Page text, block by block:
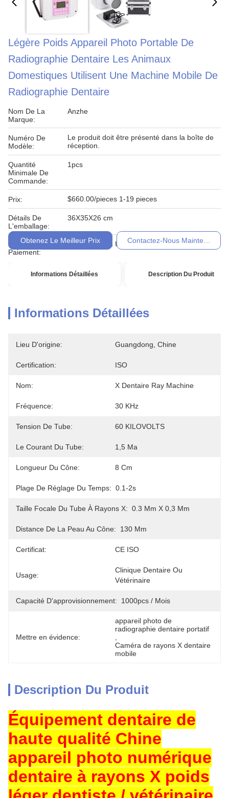
Légère Poids Appareil Photo Portable De
Radiographie Dentaire Les Animaux
Domestiques Utilisent Une Machine Mobile De
Radiographie Dentaire
Nom De La
Marque:
Anzhe
Numéro De
Modèle:
Le produit doit être présenté dans la boîte de
réception.
Quantité
Minimale De
Commande:
1pcs
Prix: $660.00/pieces 1-19 pieces
Détails De
L'emballage:
36X35X26 cm
Conditions De
Paiement:
T / T, Western Union, Moneygram
Obtenez Le Meilleur Prix Contactez-Nous Maintenant
Informations Détaillées Description Du Produit
Informations Détaillées
Lieu D'origine: Guangdong, Chine
Certification: ISO
Nom: X Dentaire Ray Machine
Fréquence: 30 KHz
Tension De Tube: 60 KILOVOLTS
Le Courant Du Tube: 1,5 Ma
Longueur Du Cône: 8 Cm
Plage De Réglage Du Temps: 0.1-2s
Taille Focale Du Tube À Rayons X: 0.3 Mm X 0,3 Mm
Distance De La Peau Au Cône: 130 Mm
Certificat: CE ISO
Usage:
Clinique Dentaire Ou
Vétérinaire
Capacité D'approvisionnement: 1000pcs / Mois
Mettre en évidence:
appareil photo de
radiographie dentaire portatif
Caméra de rayons X dentaire
mobile
Description Du Produit
Équipement dentaire de
haute qualité Chine
appareil photo numérique
dentaire à rayons X poids